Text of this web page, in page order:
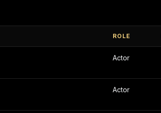
ROLE
Actor
Actor